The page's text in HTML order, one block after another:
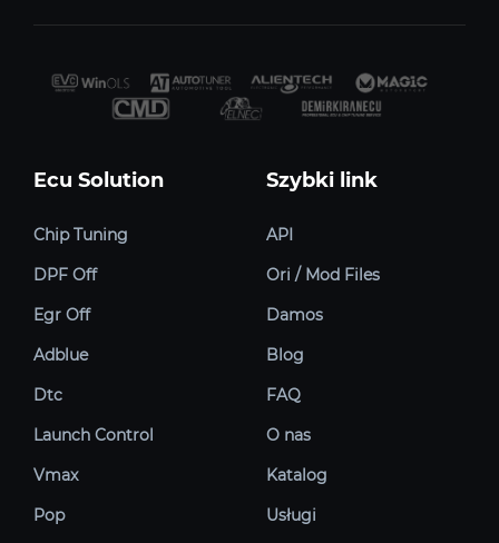
Ecu Solution
Chip Tuning
DPF Off
Egr Off
Adblue
Dtc
Launch Control
Vmax
Pop
Szybki link
API
Ori / Mod Files
Damos
Blog
FAQ
O nas
Katalog
Usługi